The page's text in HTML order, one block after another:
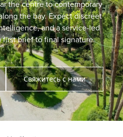
the centre to contemporary
the bay. Expect discreet
and a service-led
brief to final signature.
Свяжитесь с нами